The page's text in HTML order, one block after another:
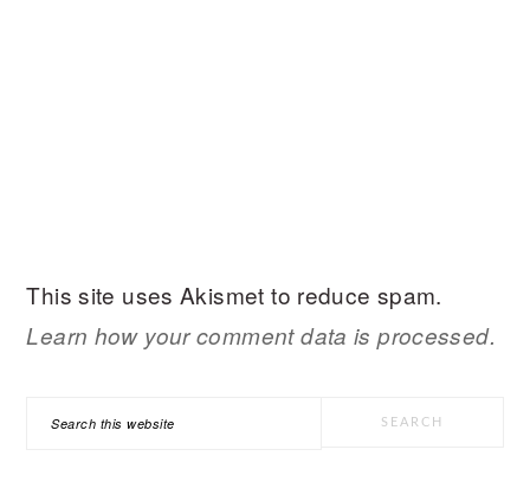
This site uses Akismet to reduce spam.
Learn how your comment data is processed.
Search